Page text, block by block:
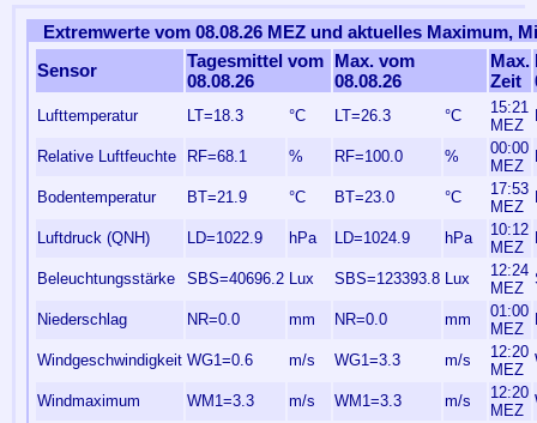
Extremwerte vom 08.08.26 MEZ und aktuelles Maximum,
Sensor
Tagesmittel vom
08.08.26
Max. vom
08.08.26
Max.
Zeit
Lufttemperatur LT=18.3 °C LT=26.3 °C
15:21
MEZ
Relative Luftfeuchte RF=68.1 % RF=100.0 %
00:00
MEZ
Bodentemperatur BT=21.9 °C BT=23.0 °C
17:53
MEZ
Luftdruck (QNH) LD=1022.9 hPa LD=1024.9 hPa
10:12
MEZ
Beleuchtungsstärke SBS=40696.2 Lux SBS=123393.8 Lux
12:24
MEZ
Niederschlag NR=0.0 mm NR=0.0 mm
01:00
MEZ
Windgeschwindigkeit WG1=0.6 m/s WG1=3.3 m/s
12:20
MEZ
Windmaximum WM1=3.3 m/s WM1=3.3 m/s
12:20
MEZ